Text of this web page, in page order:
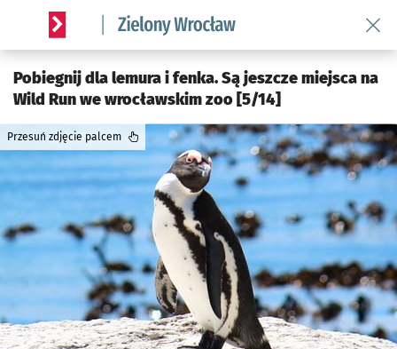
Serwis informacyjny wroclaw.pl podserwis: Środowisko we
Pobiegnij dla lemura i fenka. Są jeszcze miejsca na
Wild Run we wrocławskim zoo [5/14]
Przesuń zdjęcie palcem